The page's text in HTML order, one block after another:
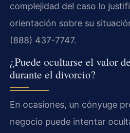
complejidad del caso lo
orientación sobre su
(888) 437-7747.
¿Puede ocultarse el valor
durante el divorcio?
En ocasiones, un cónyuge
negocio puede intentar